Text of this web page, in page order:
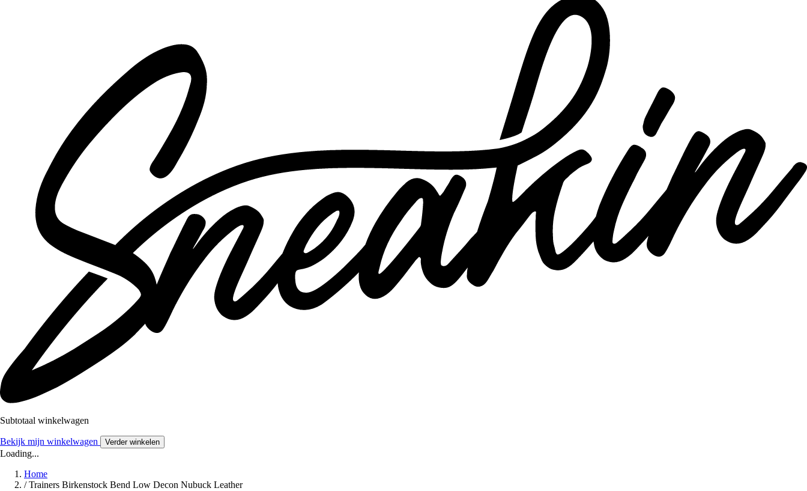
Subtotaal winkelwagen
Bekijk mijn winkelwagen Verder winkelen
Loading...
Home
/ Trainers Birkenstock Bend Low Decon Nubuck Leather